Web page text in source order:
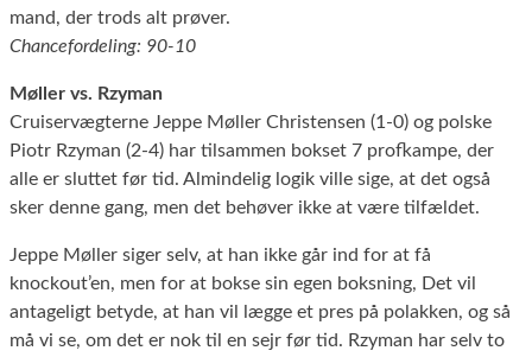
mand, der trods alt prøver.
Chancefordeling: 90-10
Møller vs. Rzyman
Cruiservægterne Jeppe Møller Christensen (1-0) og polske
Piotr Rzyman (2-4) har tilsammen bokset 7 profkampe, der
alle er sluttet før tid. Almindelig logik ville sige, at det også
sker denne gang, men det behøver ikke at være tilfældet.
Jeppe Møller siger selv, at han ikke går ind for at få
knockout’en, men for at bokse sin egen boksning, Det vil
antageligt betyde, at han vil lægge et pres på polakken, og så
må vi se, om det er nok til en sejr før tid. Rzyman har selv to